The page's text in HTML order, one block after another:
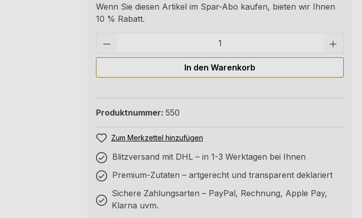
Wenn Sie diesen Artikel im Spar-Abo kaufen, bieten wir Ihnen
10 % Rabatt.
In den Warenkorb
Produktnummer: 550
Zum Merkzettel hinzufügen
Blitzversand mit DHL – in 1-3 Werktagen bei Ihnen
Premium-Zutaten – artgerecht und transparent deklariert
Sichere Zahlungsarten – PayPal, Rechnung, Apple Pay,
Klarna uvm.